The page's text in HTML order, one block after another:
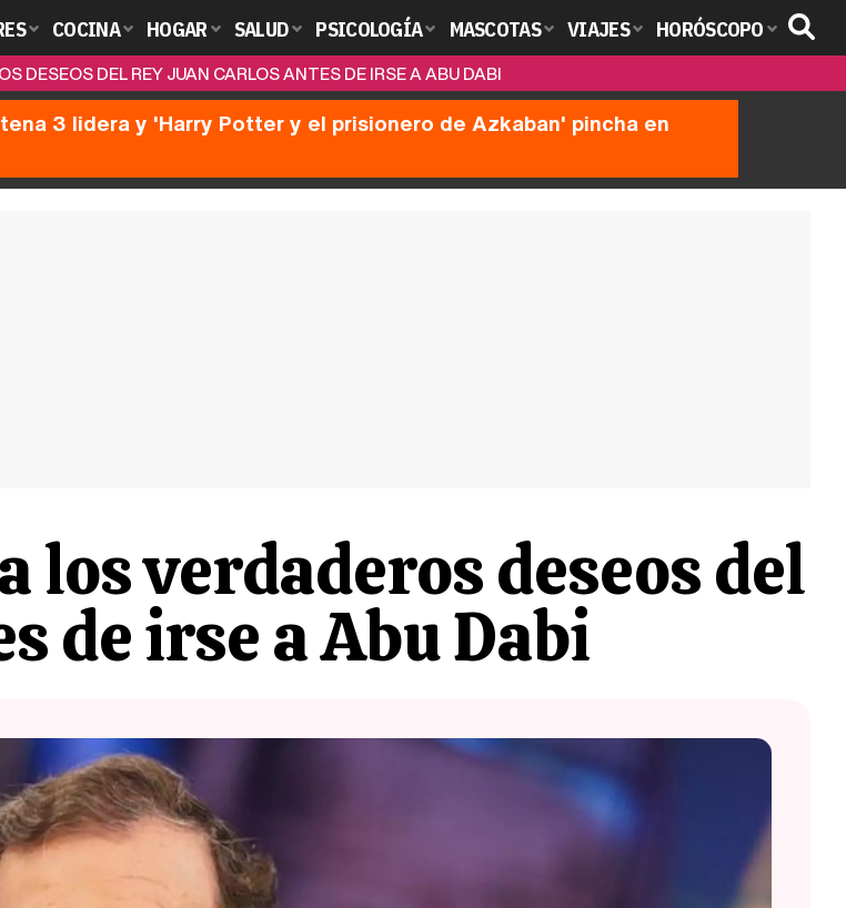
COCINA HOGAR SALUD PSICOLOGÍA MASCOTAS VIAJES HORÓSCOPO
DESEOS DEL REY JUAN CARLOS ANTES DE IRSE A ABU DABI
3 lidera y 'Harry Potter y el prisionero de Azkaban' pincha en
los verdaderos deseos del
de irse a Abu Dabi